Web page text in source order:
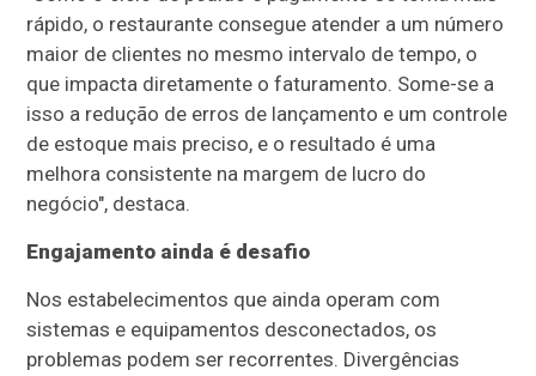
rápido, o restaurante consegue atender a um número
maior de clientes no mesmo intervalo de tempo, o
que impacta diretamente o faturamento. Some-se a
isso a redução de erros de lançamento e um controle
de estoque mais preciso, e o resultado é uma
melhora consistente na margem de lucro do
negócio", destaca.
Engajamento ainda é desafio
Nos estabelecimentos que ainda operam com
sistemas e equipamentos desconectados, os
problemas podem ser recorrentes. Divergências